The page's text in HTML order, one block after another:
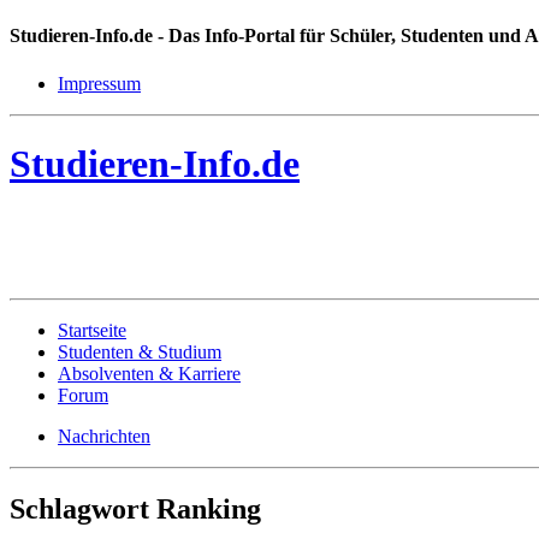
Studieren-Info.de - Das Info-Portal für Schüler, Studenten und
Impressum
Studieren-Info.de
Startseite
Studenten & Studium
Absolventen & Karriere
Forum
Nachrichten
Schlagwort Ranking